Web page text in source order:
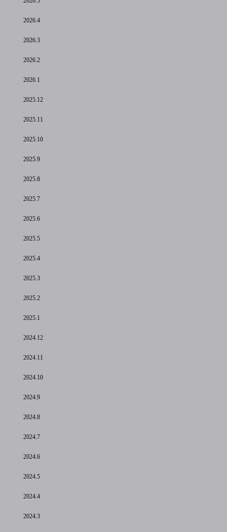
2026.4
2026.3
2026.2
2026.1
2025.12
2025.11
2025.10
2025.9
2025.8
2025.7
2025.6
2025.5
2025.4
2025.3
2025.2
2025.1
2024.12
2024.11
2024.10
2024.9
2024.8
2024.7
2024.6
2024.5
2024.4
2024.3